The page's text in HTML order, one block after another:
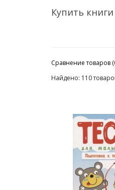
Купить
Сравнение товаров
Найдено: 110